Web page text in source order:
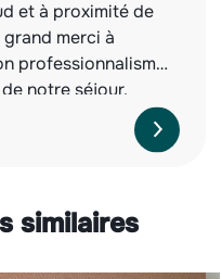
et à proximité de
merci à
professionnalisme
notre séjour.
cette agence,
proposés que
similaires